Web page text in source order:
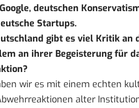
deutschen
Startups.
gibt es viel Kritik an
an ihrer Begeisterung für
wir es mit einem echten
alter